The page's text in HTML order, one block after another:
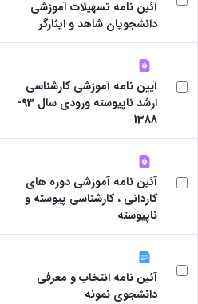
سایر
برنامه
های
آموزشی
آموزش
های
آزاد
برنامه
زمانی
تقویم
آموزشی
آئین نامه تسهیلات آموزشی
دانشجویان شاهد و ایثارگر
آیین نامه آموزشی کارشناسی
ارشد ناپیوسته ورودی سال 93-
1388
آئین نامه آموزشی دوره های
کاردانی ، کارشناسی پیوسته و
ناپیوسته
آئین نامه انتخاب و معرفی
دانشجوی نمونه